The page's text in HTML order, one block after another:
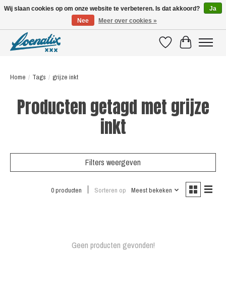
VerlanglijstWinkelwagen
Home / Tags / grijze inkt
Producten getagd met grijze
inkt
Filters weergeven
0 producten Sorteren op Meest bekeken
Geen producten gevonden!
Wij slaan cookies op om onze website te verbeteren. Is dat akkoord?
Ja
Nee
Meer over cookies »